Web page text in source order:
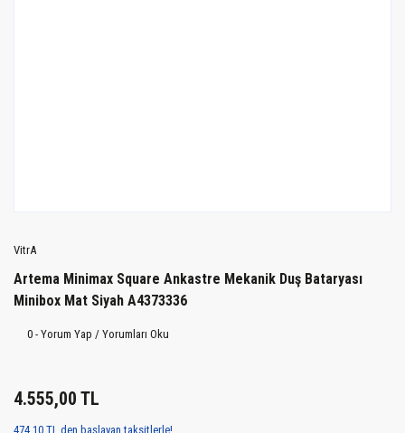
VitrA
Artema Minimax Square Ankastre Mekanik Duş Bataryası
Minibox Mat Siyah A4373336
0 - Yorum Yap / Yorumları Oku
4.555,00 TL
474,10 TL den başlayan taksitlerle!